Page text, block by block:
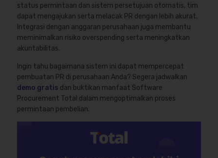
status permintaan dan sistem persetujuan otomatis, tim
dapat mengajukan serta melacak PR dengan lebih akurat.
Integrasi dengan anggaran perusahaan juga membantu
meminimalkan risiko overspending serta meningkatkan
akuntabilitas.
Ingin tahu bagaimana sistem ini dapat mempercepat
pembuatan PR di perusahaan Anda? Segera jadwalkan
demo gratis dan buktikan manfaat Software
Procurement Total dalam mengoptimalkan proses
permintaan pembelian.